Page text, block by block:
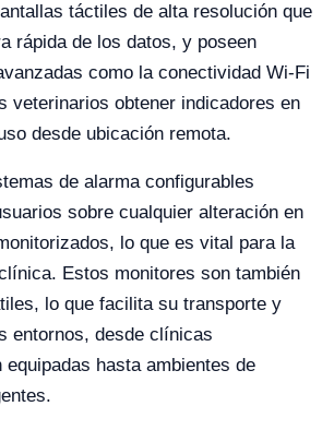
táctiles de alta resolución que
rápida de los datos, y poseen
como la conectividad Wi-Fi
veterinarios obtener indicadores en
desde ubicación remota.
de alarma configurables
sobre cualquier alteración en
lo que es vital para la
Estos monitores son también
lo que facilita su transporte y
entornos, desde clínicas
hasta ambientes de